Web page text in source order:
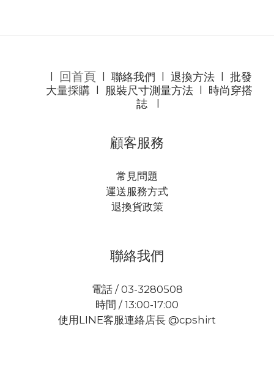
回首頁 聯絡我們 退換方法l 批發
大量採購
服裝尺寸測量方法
時尚穿搭
誌l
顧客服務
常見問題
運送服務方式
退換貨政策
聯絡我們
電話 / 03-3280508
時間 / 13:00-17:00
使用LINE客服連絡店長 @cpshirt